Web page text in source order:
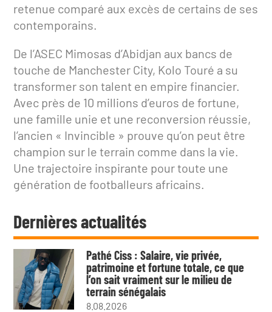
retenue comparé aux excès de certains de ses
contemporains.
De l’ASEC Mimosas d’Abidjan aux bancs de
touche de Manchester City, Kolo Touré a su
transformer son talent en empire financier.
Avec près de 10 millions d’euros de fortune,
une famille unie et une reconversion réussie,
l’ancien « Invincible » prouve qu’on peut être
champion sur le terrain comme dans la vie.
Une trajectoire inspirante pour toute une
génération de footballeurs africains.
Dernières actualités
Pathé Ciss : Salaire, vie privée,
patrimoine et fortune totale, ce que
l’on sait vraiment sur le milieu de
terrain sénégalais
8.08.2026